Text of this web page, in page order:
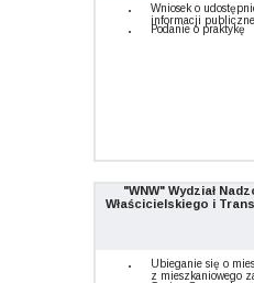
Wniosek o
informacji
Podanie o praktykę
"WNW" Wydział
Właścicielskiego i
Ubieganie się o
z mieszkaniowego